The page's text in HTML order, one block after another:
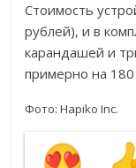
Стоимость
рублей), и в
карандашей и
примерно на 180
Фото: Hapiko Inc.